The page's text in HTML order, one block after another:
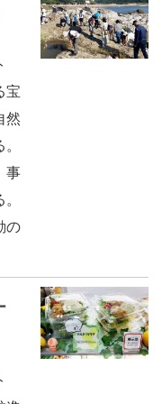
宝
然
事
の